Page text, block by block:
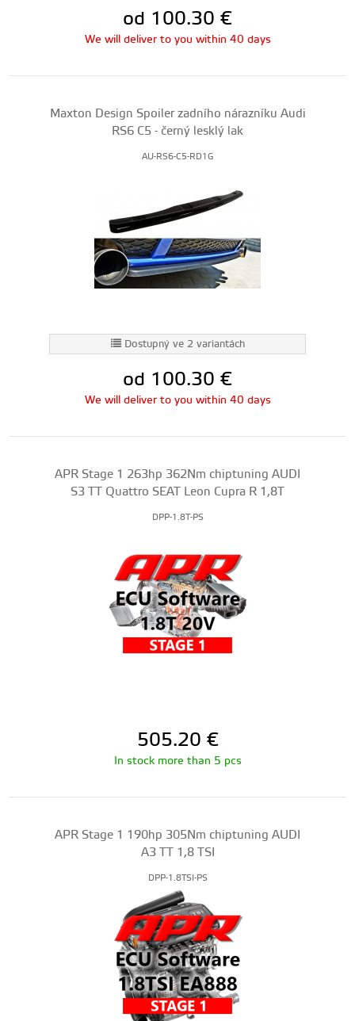
od 100.30 €
We will deliver to you within 40 days
Maxton Design Spoiler zadního nárazníku Audi
RS6 C5 - černý lesklý lak
AU-RS6-C5-RD1G
Dostupný ve 2 variantách
od 100.30 €
We will deliver to you within 40 days
APR Stage 1 263hp 362Nm chiptuning AUDI
S3 TT Quattro SEAT Leon Cupra R 1,8T
DPP-1.8T-PS
505.20 €
In stock more than 5 pcs
APR Stage 1 190hp 305Nm chiptuning AUDI
A3 TT 1,8 TSI
DPP-1.8TSI-PS